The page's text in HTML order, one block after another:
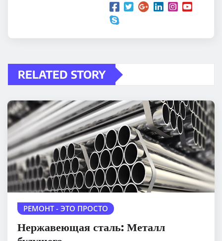
RELATED STORY
РЕМОНТ - ЭТО ПРОСТО
Нержавеющая сталь: Металл